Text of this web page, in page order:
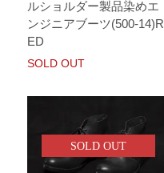
ルショルダー製品染めエ
ンジニアブーツ(500-14)R
ED
SOLD OUT
SOLD OUT